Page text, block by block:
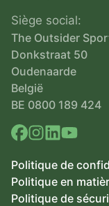
Siège social:
The Outsider
Donkstraat 50
Oudenaarde
België
BE 0800 189 424
Politique de
Politique en
Politique de